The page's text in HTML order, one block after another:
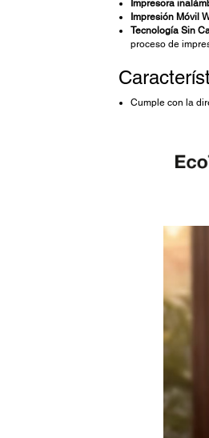
Impresora
Impresión Móvil
Tecnología Sin
proceso de
Cumple con la